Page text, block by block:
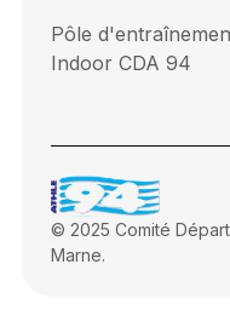
Pôle
Indoor CDA 94
© 2025 Comité
Marne.